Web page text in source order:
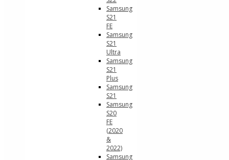
Samsung
S21
FE
Samsung
S21
Ultra
Samsung
S21
Plus
Samsung
S21
Samsung
S20
FE
(2020
&
2022)
Samsung